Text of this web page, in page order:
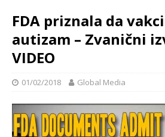
FDA priznala da
autizam – Zvanični
VIDEO
01/02/2018 Global Media